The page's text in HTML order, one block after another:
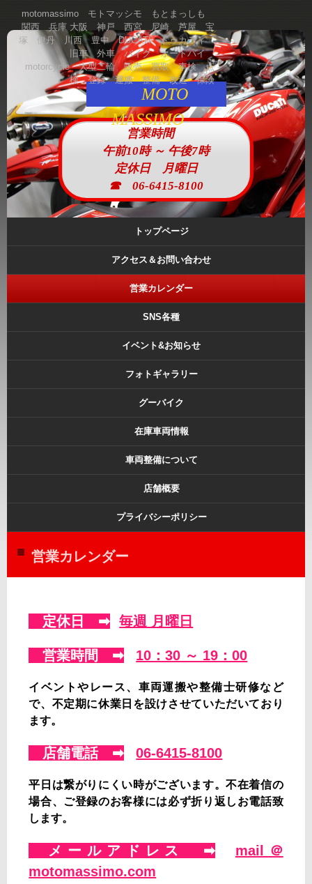
MOTO
MASSIMO
motomassimo モトマッシモ もとまっしも
関西 兵庫 大阪 神戸 西宮 尼崎 芦屋 宝
塚 伊丹 川西 豊中 DUCATI ドゥカティ
旧車 外車 バイク オートバイ
motorcycle 大型二輪 販売 買取 車検 点
検 登録 運搬 整備 改造 保険
営業時間
午前10時 ～ 午後7時
定休日 月曜日
☎ 06-6415-8100
トップページ
アクセス＆お問い合わせ
営業カレンダー
SNS各種
イベント&お知らせ
フォトギャラリー
グーバイク
在庫車両情報
車両整備について
店舗概要
プライバシーポリシー
営業カレンダー
定休日 ➡ 毎週 月曜日
営業時間 ➡ 10：30 ～ 19：00
イベントやレース、車両運搬や整備士研修など
で、不定期に休業日を設けさせていただいており
ます。
店舗電話 ➡ 06-6415-8100
平日は繋がりにくい時がございます。不在着信の
場合、ご登録のお客様には必ず折り返しお電話致
します。
メールアドレス ➡
mail＠
motomassimo.com